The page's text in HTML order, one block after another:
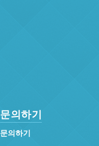
문의하기
문의하기